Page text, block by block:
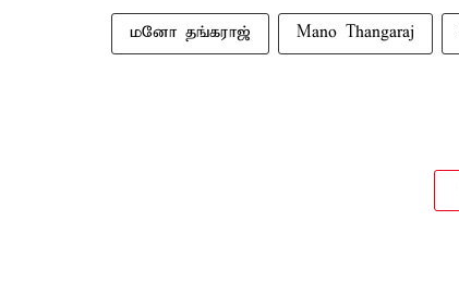
மனோ தங்கராஜ் Mano Thangaraj